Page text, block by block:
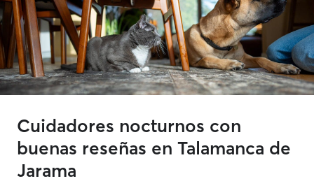
Cuidadores nocturnos con
buenas reseñas en Talamanca de
Jarama